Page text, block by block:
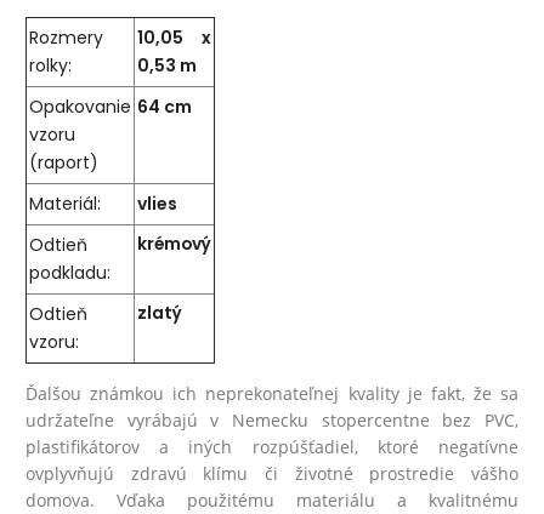
Rozmery
rolky:
10,05 x
0,53 m
Opakovanie
vzoru
(raport)
64 cm
Materiál:
vlies
Odtieň
podkladu:
krémový
Odtieň
vzoru:
zlatý
Ďalšou známkou ich neprekonateľnej kvality je fakt, že sa
udržateľne vyrábajú v Nemecku stopercentne bez PVC,
plastifikátorov a iných rozpúšťadiel, ktoré negatívne
ovplyvňujú zdravú klímu či životné prostredie vášho
domova.Vďaka použitému materiálu a kvalitnému